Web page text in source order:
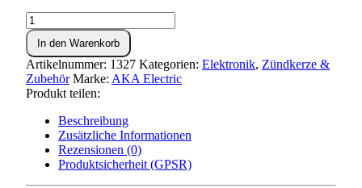
Zündkerze
M14x240
AKA
Electric
Menge
In den Warenkorb
Artikelnummer: 1327 Kategorien: Elektronik, Zündkerze &
Zubehör Marke: AKA Electric
Produkt teilen:
Beschreibung
Zusätzliche Informationen
Rezensionen (0)
Produktsicherheit (GPSR)